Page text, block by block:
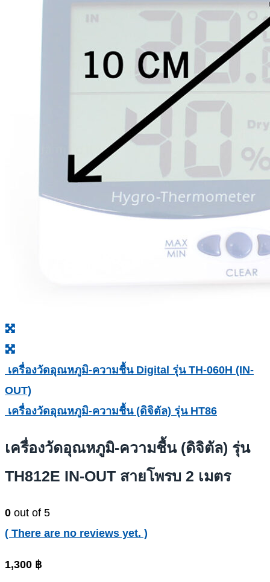
เครื่องวัดอุณหภูมิ-ความชื้น Digital รุ่น TH-060H (IN-
OUT)
เครื่องวัดอุณหภูมิ-ความชื้น (ดิจิตัล) รุ่น HT86
เครื่องวัดอุณหภูมิ-ความชื้น (ดิจิตัล) รุ่น
TH812E IN-OUT สายโพรบ 2 เมตร
0 out of 5
( There are no reviews yet. )
1,300 ฿